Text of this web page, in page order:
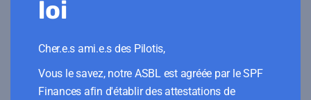
loi
Cher.e.s ami.e.s des Pilotis,
Vous le savez, notre ASBL est agréée par le SPF
Finances afin d'établir des attestations de